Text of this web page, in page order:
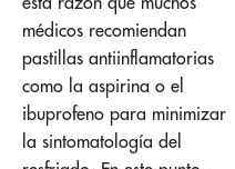
médicos recomiendan
pastillas antiinflamatorias
como la aspirina o el
ibuprofeno para minimizar
la sintomatología del